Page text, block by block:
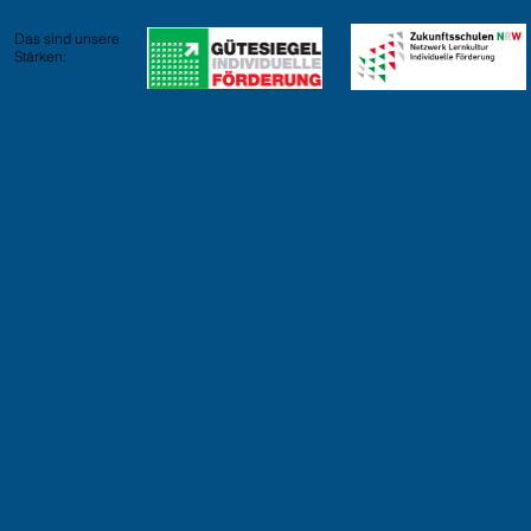
Das sind unsere
Stärken: